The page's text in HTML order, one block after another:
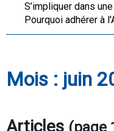
S’impliquer dans
Pourquoi adhérer à
Mois : juin
Articles (page